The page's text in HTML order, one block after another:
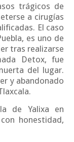
trágicos de
a cirugías
El caso
es uno de
tras realizarse
Detox, fue
del lugar.
y abandonado
de Yalixa en
honestidad,